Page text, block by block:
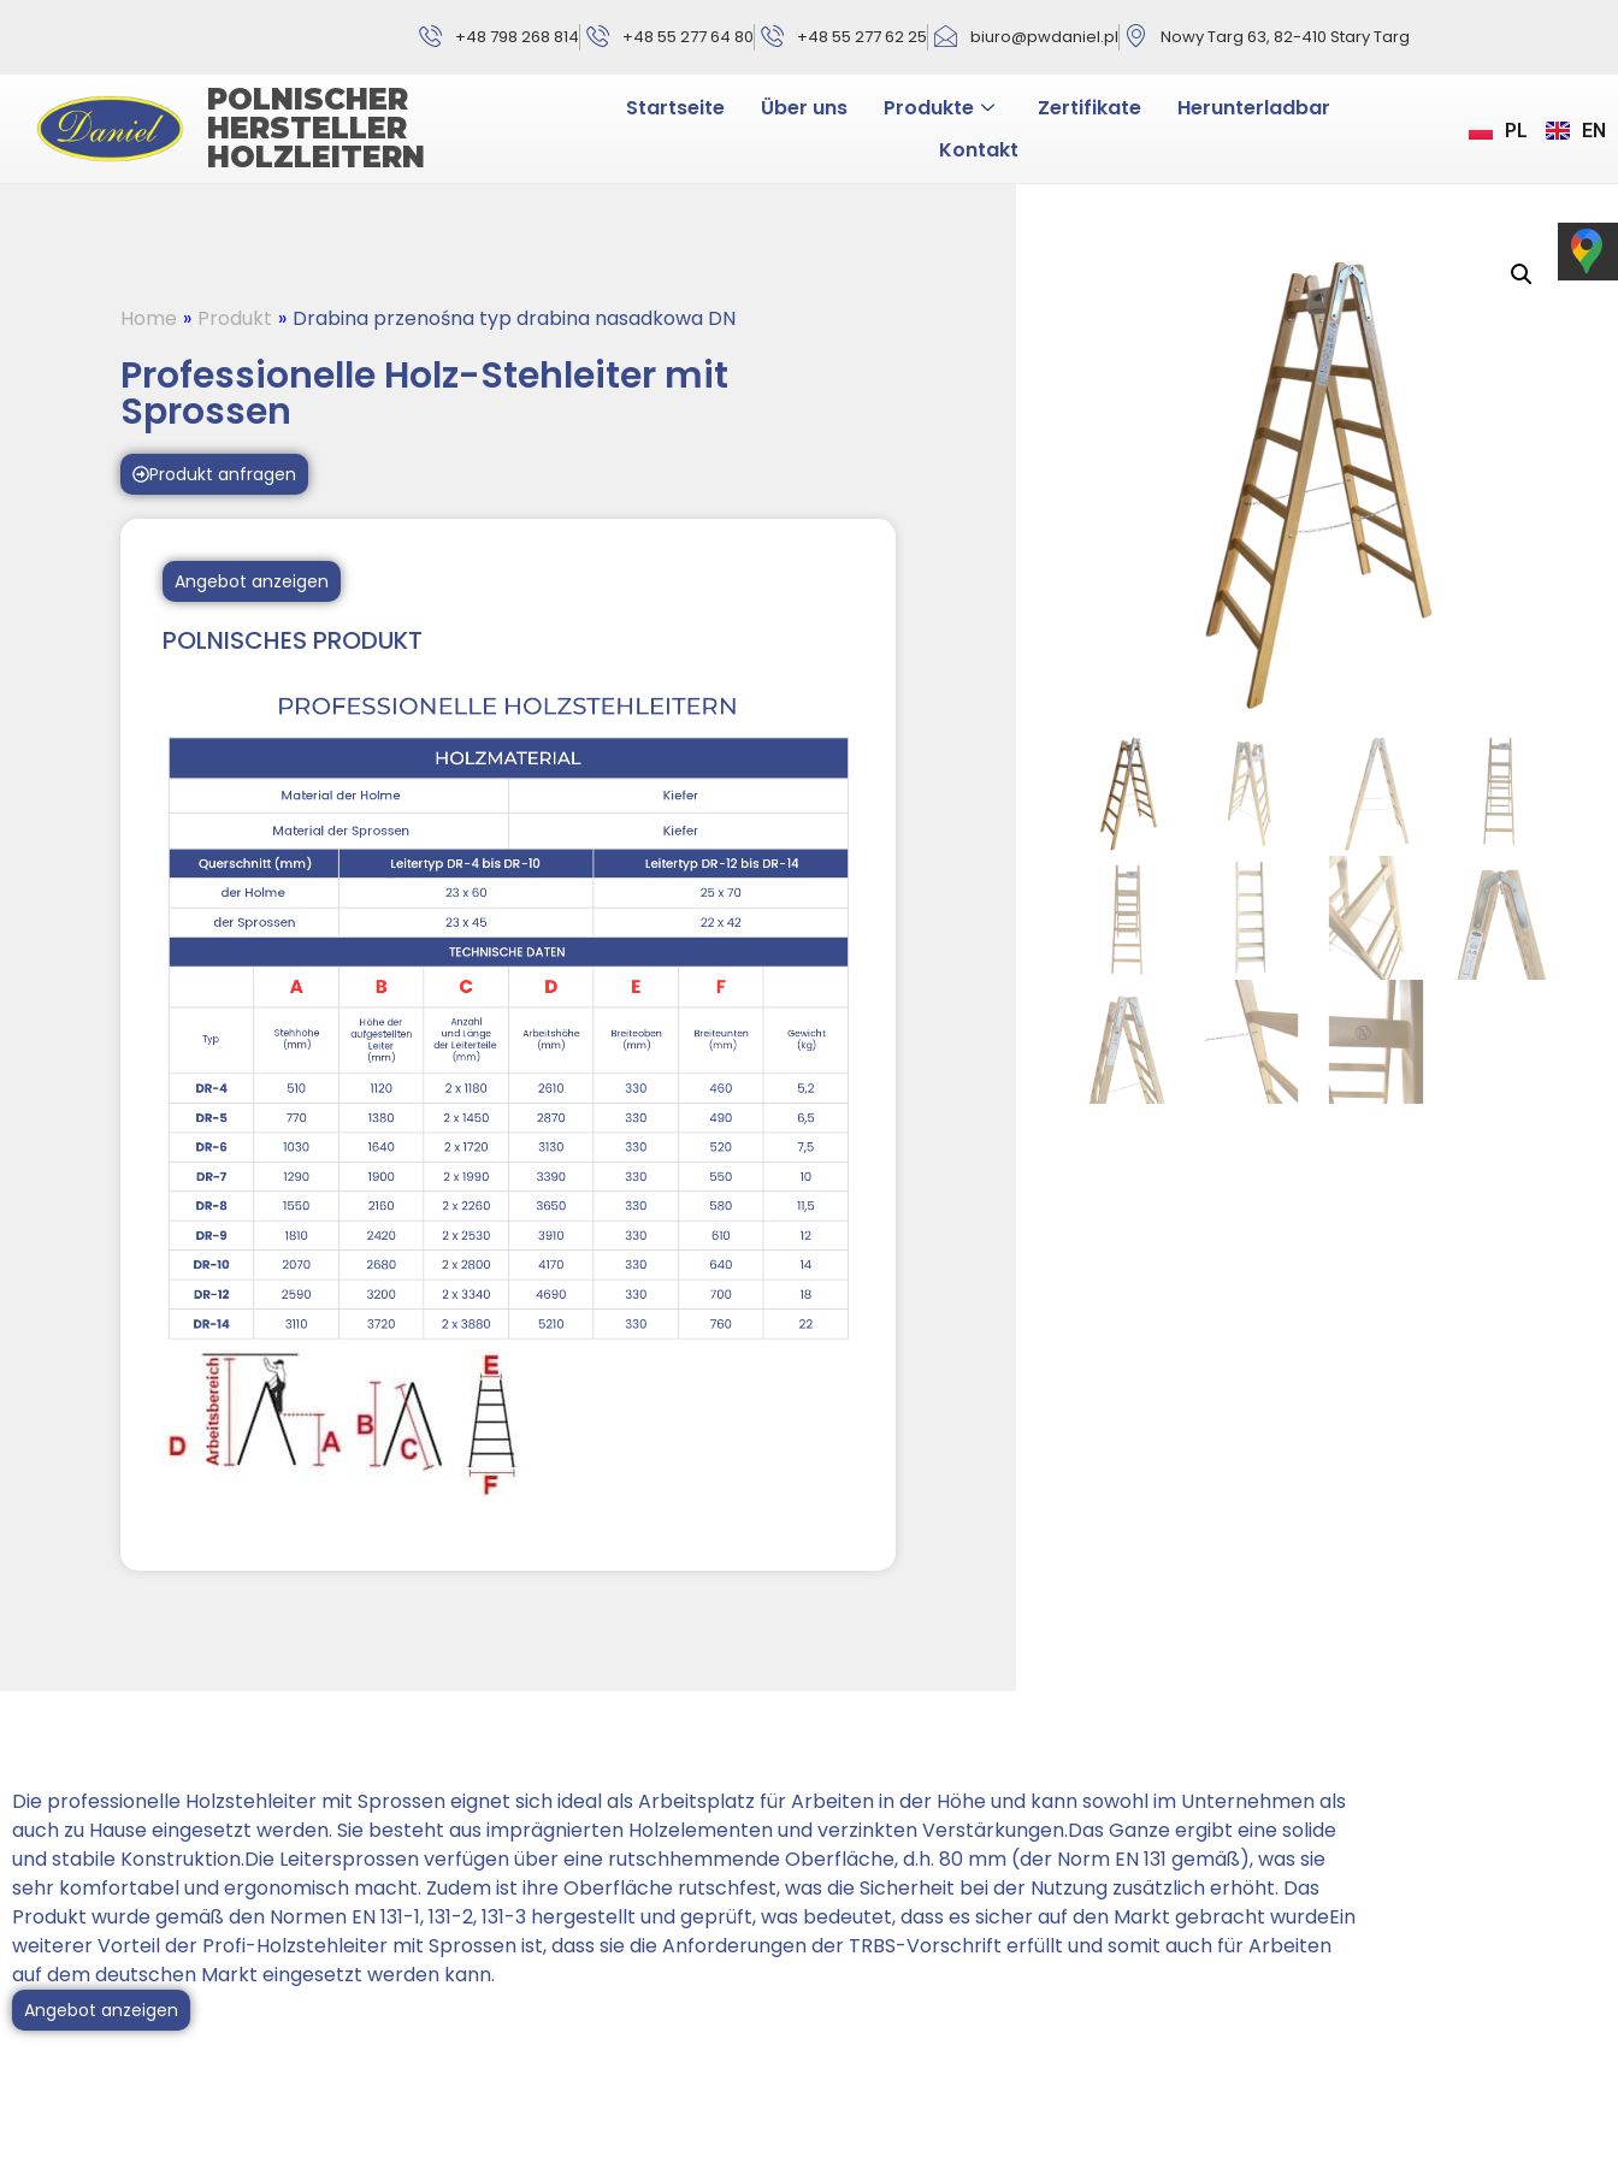
+48 798 268 814 +48 55 277 64 80 +48 55 277 62 25 biuro@pwdaniel.pl Nowy Targ 63, 82-410 Stary Targ
POLNISCHER
HERSTELLER
HOLZLEITERN
Startseite Über uns Produkte Zertifikate
Herunterladbar
Kontakt
PL EN
Home » Produkt » Drabina przenośna typ drabina nasadkowa DN
Professionelle Holz-Stehleiter mit
Sprossen
Produkt anfragen
Angebot anzeigen
POLNISCHES PRODUKT
Die professionelle Holzstehleiter mit Sprossen eignet sich ideal als Arbeitsplatz für Arbeiten in der Höhe und kann sowohl im Unternehmen als
auch zu Hause eingesetzt werden. Sie besteht aus imprägnierten Holzelementen und verzinkten Verstärkungen.Das Ganze ergibt eine solide
und stabile Konstruktion.Die Leitersprossen verfügen über eine rutschhemmende Oberfläche, d.h. 80 mm (der Norm EN 131 gemäß), was sie
sehr komfortabel und ergonomisch macht. Zudem ist ihre Oberfläche rutschfest, was die Sicherheit bei der Nutzung zusätzlich erhöht. Das
Produkt wurde gemäß den Normen EN 131-1, 131-2, 131-3 hergestellt und geprüft, was bedeutet, dass es sicher auf den Markt gebracht wurdeEin
weiterer Vorteil der Profi-Holzstehleiter mit Sprossen ist, dass sie die Anforderungen der TRBS-Vorschrift erfüllt und somit auch für Arbeiten
auf dem deutschen Markt eingesetzt werden kann.
Angebot anzeigen